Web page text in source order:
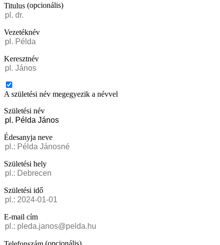
Titulus (opcionális)
Vezetéknév
Keresztnév
A születési név megegyezik a névvel
Születési név
Édesanyja neve
Születési hely
Születési idő
E-mail cím
(opcionális)